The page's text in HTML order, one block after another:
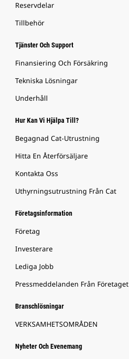
Reservdelar
Tillbehör
Tjänster Och Support
Finansiering Och Försäkring
Tekniska Lösningar
Underhåll
Hur Kan Vi Hjälpa Till?
Begagnad Cat-Utrustning
Hitta En Återförsäljare
Kontakta Oss
Uthyrningsutrustning Från Cat
Företagsinformation
Företag
Investerare
Lediga Jobb
Pressmeddelanden Från Företaget
Branschlösningar
VERKSAMHETSOMRÅDEN
Nyheter Och Evenemang